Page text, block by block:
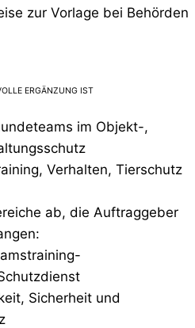
zur Vorlage bei Behörden
ERGÄNZUNG IST
im Objekt-,
Verhalten, Tierschutz
ab, die Auftraggeber
Sicherheit und